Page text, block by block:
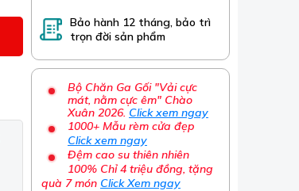
Bảo hành 12 tháng, bảo trì
trọn đời sản phẩm
Bộ Chăn Ga Gối "Vải cực
mát, nằm cực êm" Chào
Xuân 2026. Click xem ngay
1000+ Mẫu rèm cửa đẹp
Click xem ngay
Đệm cao su thiên nhiên
100% Chỉ 4 triệu đồng, tặng
quà 7 món Click Xem ngay